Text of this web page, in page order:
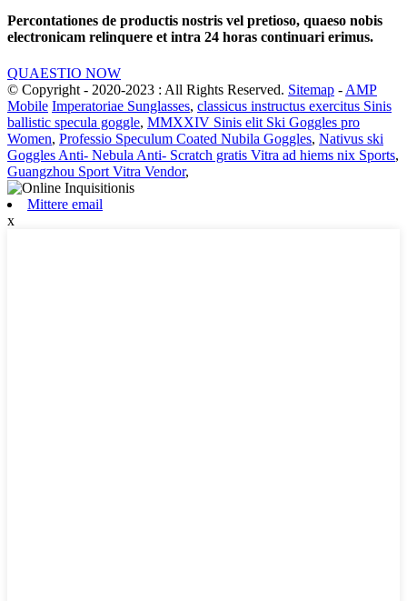
Percontationes de productis nostris vel pretioso, quaeso nobis
electronicam relinquere et intra 24 horas continuari erimus.
QUAESTIO NOW
© Copyright - 2020-2023 : All Rights Reserved. Sitemap - AMP
Mobile Imperatoriae Sunglasses, classicus instructus exercitus Sinis
ballistic specula goggle, MMXXIV Sinis elit Ski Goggles pro
Women, Professio Speculum Coated Nubila Goggles, Nativus ski
Goggles Anti- Nebula Anti- Scratch gratis Vitra ad hiems nix Sports,
Guangzhou Sport Vitra Vendor,
Mittere email
x